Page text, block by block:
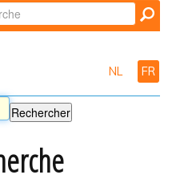
par
NL FR